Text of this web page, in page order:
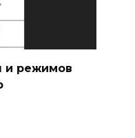
и режимов